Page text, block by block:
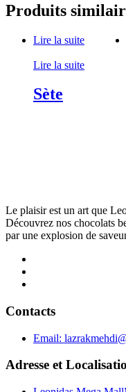
Produits
Lire la suite
Lire la suite
Sète
Le plaisir est un art que
Découvrez nos chocolats
par une explosion de
Contacts
Email:
Adresse et